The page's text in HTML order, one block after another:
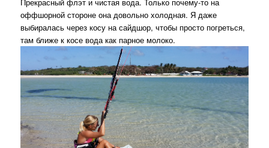
оффшорной стороне она довольно холодная. Я даже
выбиралась через косу на сайдшор, чтобы просто погреться,
там ближе к косе вода как парное молоко.